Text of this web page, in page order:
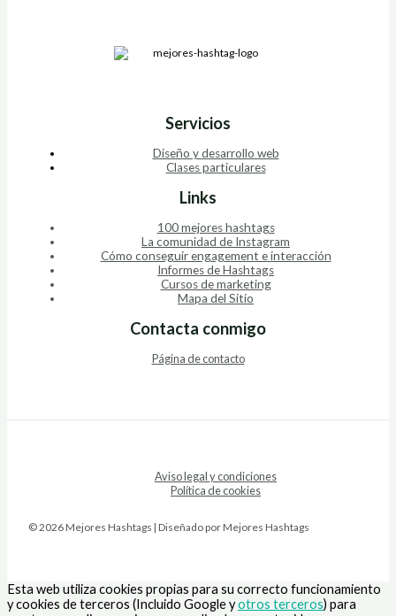
Servicios
Diseño y desarrollo web
Clases particulares
Links
100 mejores hashtags
La comunidad de Instagram
Cómo conseguir engagement e interacción
Informes de Hashtags
Cursos de marketing
Mapa del Sitio
Contacta conmigo
Página de contacto
Aviso legal y condiciones
Política de cookies
© 2026 Mejores Hashtags | Diseñado por Mejores Hashtags
Esta web utiliza cookies propias para su correcto funcionamiento
y cookies de terceros (Incluido Google yotros terceros) para